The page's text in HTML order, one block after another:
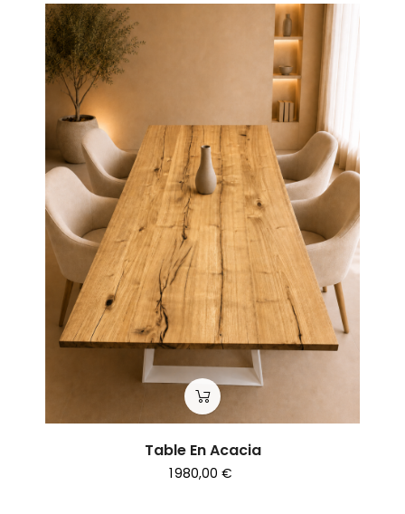
Table En Acacia
1 980,00 €